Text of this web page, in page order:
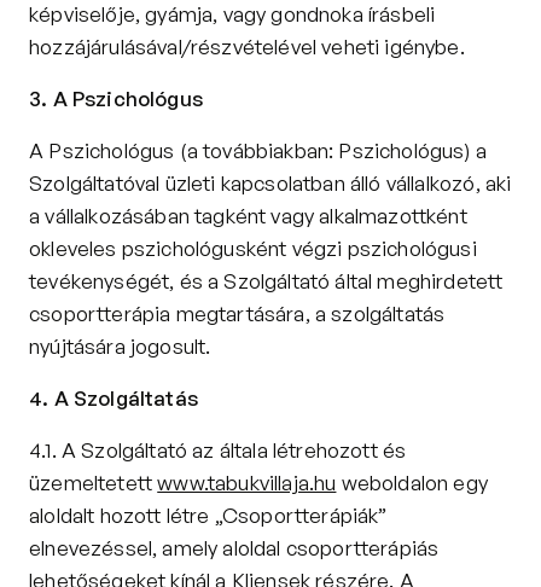
képviselője, gyámja, vagy gondnoka írásbeli
hozzájárulásával/részvételével veheti igénybe.
3. A Pszichológus
A Pszichológus (a továbbiakban: Pszichológus) a
Szolgáltatóval üzleti kapcsolatban álló vállalkozó, aki
a vállalkozásában tagként vagy alkalmazottként
okleveles pszichológusként végzi pszichológusi
tevékenységét, és a Szolgáltató által meghirdetett
csoportterápia megtartására, a szolgáltatás
nyújtására jogosult.
4. A Szolgáltatás
4.1. A Szolgáltató az általa létrehozott és
üzemeltetett www.tabukvillaja.hu weboldalon egy
aloldalt hozott létre „Csoportterápiák”
elnevezéssel, amely aloldal csoportterápiás
lehetőségeket kínál a Kliensek részére. A